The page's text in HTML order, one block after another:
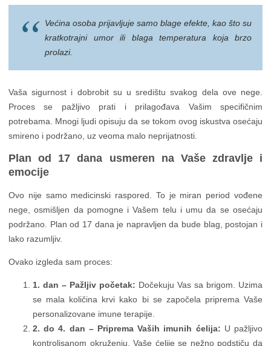
Većina osoba prijavljuje samo blage efekte, kao što su
kratkotrajni umor ili blaga temperatura koja brzo
prolazi.
Vaša sigurnost i dobrobit su u središtu svakog dela ove nege.
Proces se pažljivo prati i prilagođava Vašim specifičnim
potrebama. Mnogi ljudi opisuju da se tokom ovog iskustva osećaju
smireno i podržano, uz veoma malo neprijatnosti.
Plan od 17 dana usmeren na Vaše zdravlje i
emocije
Ovo nije samo medicinski raspored. To je miran period vođene
nege, osmišljen da pomogne i Vašem telu i umu da se osećaju
podržano. Plan od 17 dana je napravljen da bude blag, postojan i
lako razumljiv.
Ovako izgleda sam proces:
1. dan – Pažljiv početak: Dočekuju Vas sa brigom. Uzima
se mala količina krvi kako bi se započela priprema Vaše
personalizovane imune terapije.
2. do 4. dan – Priprema Vaših imunih ćelija: U pažljivo
kontrolisanom okruženju, Vaše ćelije se nežno podstiču da